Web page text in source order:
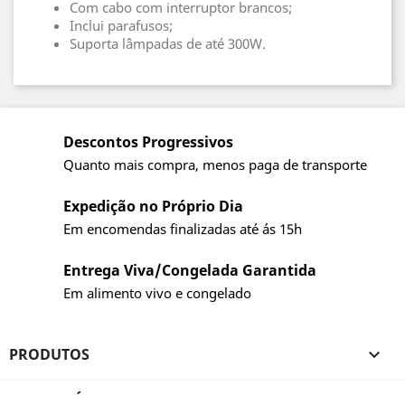
Com cabo com interruptor brancos;
Inclui parafusos;
Suporta lâmpadas de até 300W.
Descontos Progressivos
Quanto mais compra, menos paga de transporte
Expedição no Próprio Dia
Em encomendas finalizadas até ás 15h
Entrega Viva/Congelada Garantida
Em alimento vivo e congelado
PRODUTOS 